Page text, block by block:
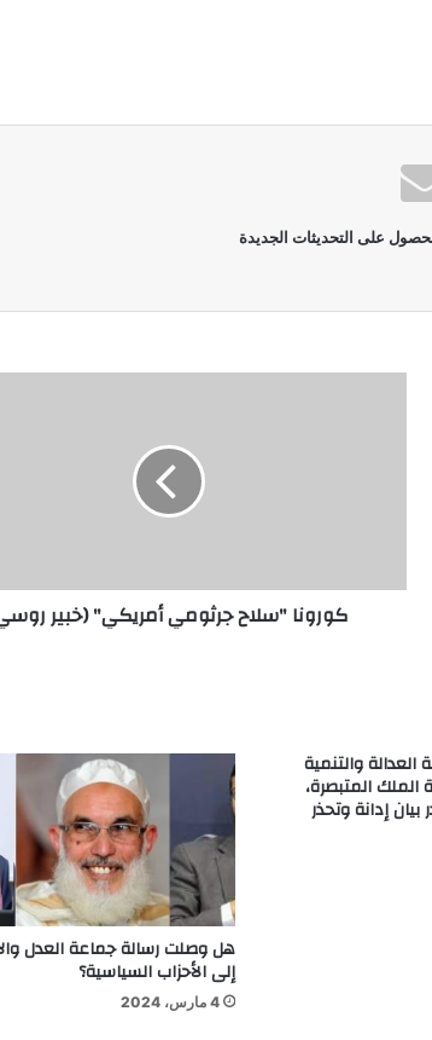
على التحديثات الجديدة
كورونا "سلاح جرثومي أمريكي" (خبير
والتنمية
المتبصرة،
إدانة وتحذر
هل وصلت رسالة جماعة العدل
إلى الأحزاب السياسية؟
4 مارس، 2024